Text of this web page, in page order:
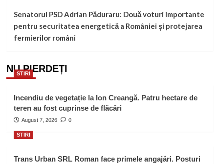
Senatorul PSD Adrian Păduraru: Două voturi importante
pentru securitatea energetică a României și protejarea
fermierilor români
NU PIERDEȚI
STIRI
Incendiu de vegetație la Ion Creangă. Patru hectare de
teren au fost cuprinse de flăcări
August 7, 2026 0
STIRI
Trans Urban SRL Roman face primele angajări. Posturi